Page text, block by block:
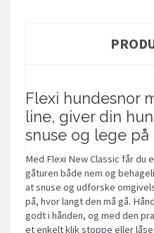
Flexi hundesnor
line, giver din
snuse og lege på
Med Flexi New Classic får du
gåturen både nem og
at snuse og udforske
på, hvor langt den må gå.
godt i hånden, og med den
et enkelt klik stoppe eller